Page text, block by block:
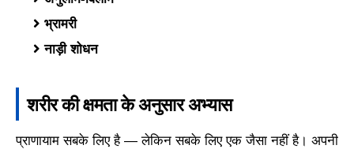
भ्रामरी
नाड़ी शोधन
शरीर की क्षमता के अनुसार अभ्यास
प्राणायाम सबके लिए है — लेकिन सबके लिए एक जैसा नहीं है। अपनी